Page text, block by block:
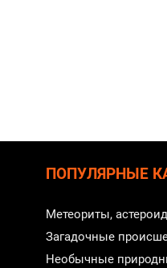
ПОПУЛЯРНЫЕ
Метеориты,
Загадочные
Необычные